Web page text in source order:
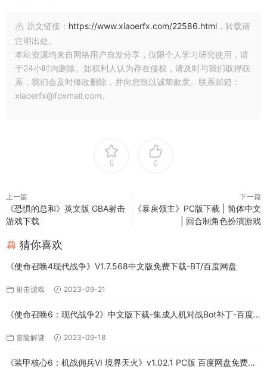
原文链接： https://www.xiaoerfx.com/22586.html ，转载请
注明出处。
本站资源均来自网络用户自发分享，仅限个人学习研究使用，请
于24小时内删除。如权利人认为存在侵权，请及时与我们取得联
系，我们会及时修改删除，并向您致以诚挚歉意。联系邮箱：
xiaoerfx@foxmail.com。
0 0
上一篇
《恐惧的总和》英文版 GBA射击
游戏下载
下一篇
《暴戾领主》PC版下载 | 简体中文
| 回合制角色扮演游戏
猜你喜欢
《使命召唤4现代战争》V1.7.568中文版免费下载-BT/百度网盘
射击游戏 2023-09-21
《使命召唤6：现代战争2》中文版下载-集成人机对战Bot补丁-百度
冒险解谜 2023-09-18
《装甲核心6：机战佣兵VI 境界天火》v1.02.1 PC版 百度网盘免费下